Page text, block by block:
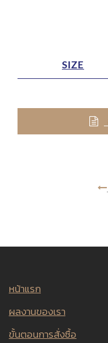
SIZE
หน้าแรก
ผลงานของเรา
ขั้นตอนการสั่งซื้อ